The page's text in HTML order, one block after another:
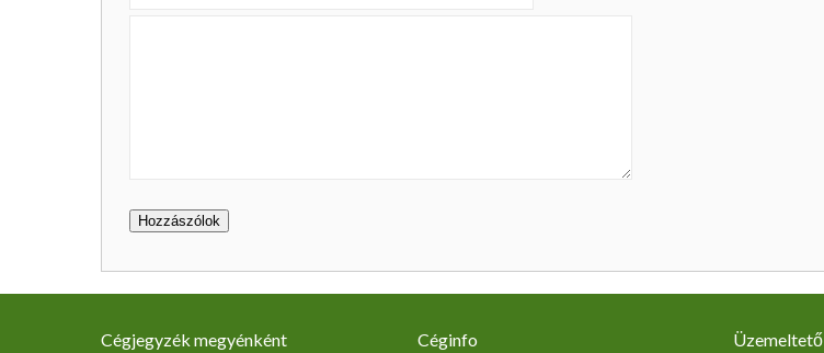
Cégjegyzék megyénként Céginfo Üzemeltető